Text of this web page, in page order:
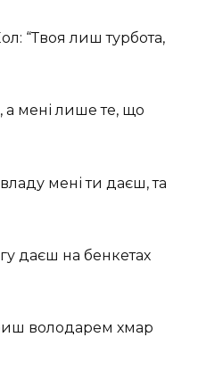
“Твоя лиш турбота,
а мені лише те, що
мені ти даєш, та
даєш на бенкетах
володарем хмар